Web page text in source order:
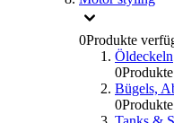
0Produkte
Öldeckeln
0
Bügels,
0